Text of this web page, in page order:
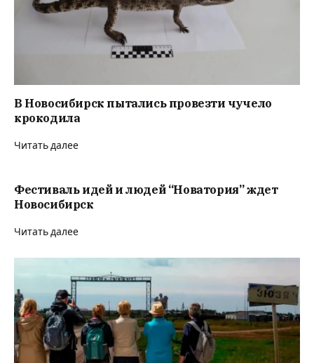
В Новосибирск пытались провезти чучело
крокодила
Читать далее
Фестиваль идей и людей “Новатория” ждет
Новосибирск
Читать далее